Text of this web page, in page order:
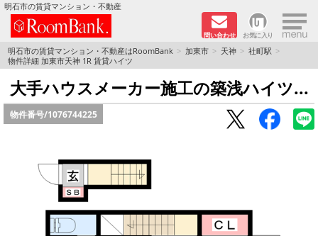
明石市の賃貸マンション・不動産
問い合わせ お気に入り ×
TOPページ
分譲マンションシリーズ
リノベーション物件
オートロック付き物件特集
路線·駅から探す
明石市の賃貸マンション・不動産はRoomBank 加東市 天神
社町駅
物件詳細 加東市天神 1R 賃貸ハイツ
大手ハウスメーカー施工の築浅ハイツ...
物件番号/1076744225